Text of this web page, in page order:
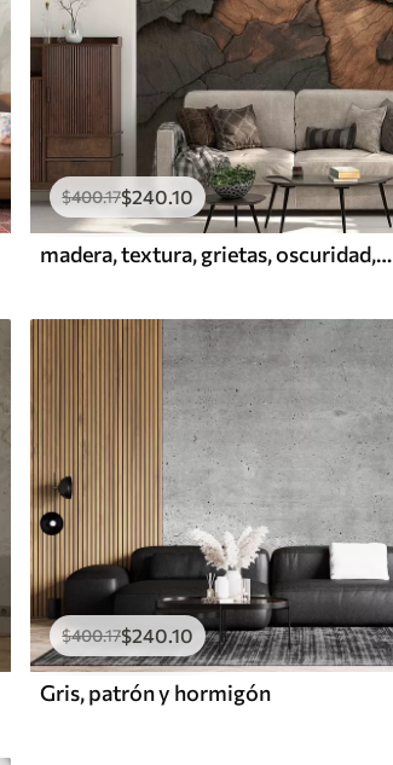
$400.17$240.10
madera, textura, grietas, oscuridad, corteza, superficie
$400.17$240 .10
Gris, patrón y hormigón